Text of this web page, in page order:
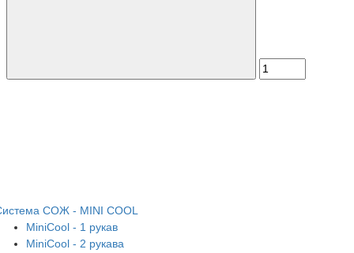
СОЖ - MINI COOL
MiniCool - 1 рукав
MiniCool - 2 рукава